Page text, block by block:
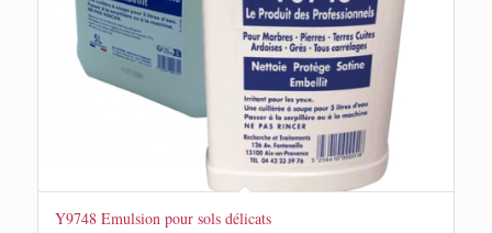
Y9748 Emulsion pour sols délicats